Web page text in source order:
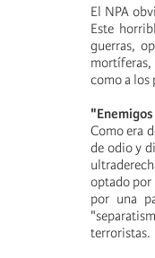
El NPA
Este
guerras,
como a los
Como era
de odio y
optado por
por una
terroristas.